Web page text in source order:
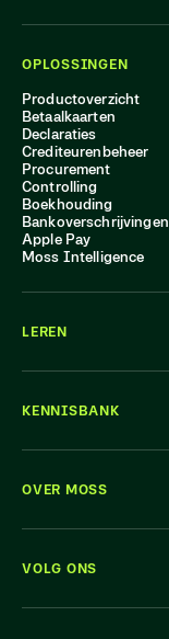
OPLOSSINGEN
Productoverzicht
Betaalkaarten
Declaraties
Crediteurenbeheer
Procurement
Controlling
Boekhouding
Bankoverschrijvingen
Apple Pay
Moss Intelligence
LEREN
KENNISBANK
OVER MOSS
VOLG ONS